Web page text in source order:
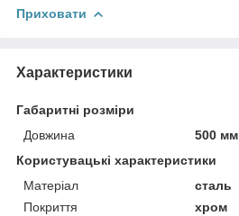
Приховати
Характеристики
Габаритні розміри
Довжина
500 мм
Користувацькі характеристики
Матеріал
сталь
Покриття
хром